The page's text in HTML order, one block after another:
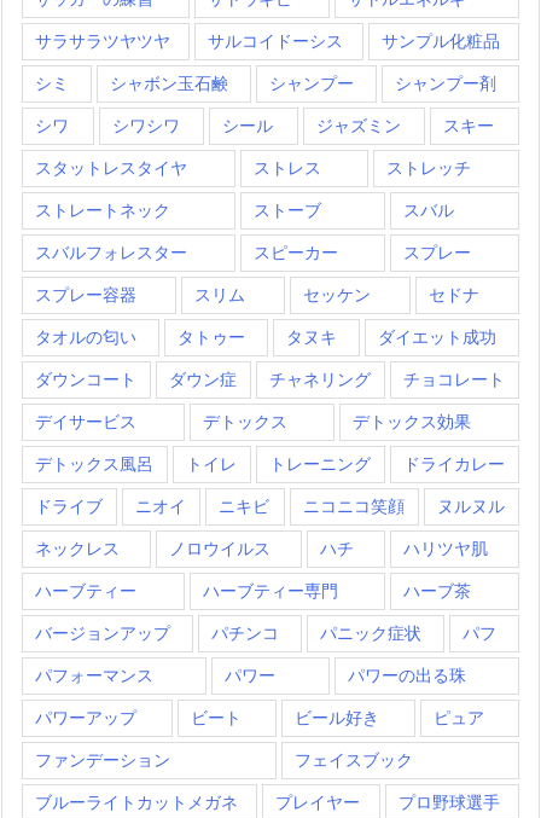
サラサラツヤツヤ サルコイドーシス サンプル化粧品
シミ シャボン玉石鹸 シャンプー シャンプー剤
シワ シワシワ シール ジャズミン スキー
スタットレスタイヤ ストレス ストレッチ
ストレートネック ストーブ スバル
スバルフォレスター スピーカー スプレー
スプレー容器 スリム セッケン セドナ
タオルの匂い タトゥー タヌキ ダイエット成功
ダウンコート ダウン症 チャネリング チョコレート
デイサービス デトックス デトックス効果
デトックス風呂 トイレ トレーニング ドライカレー
ドライブ ニオイ ニキビ ニコニコ笑顔 ヌルヌル
ネックレス ノロウイルス ハチ ハリツヤ肌
ハーブティー ハーブティー専門 ハーブ茶
バージョンアップ パチンコ パニック症状 パフ
パフォーマンス パワー パワーの出る珠
パワーアップ ビート ビール好き ピュア
ファンデーション フェイスブック
ブルーライトカットメガネ プレイヤー プロ野球選手